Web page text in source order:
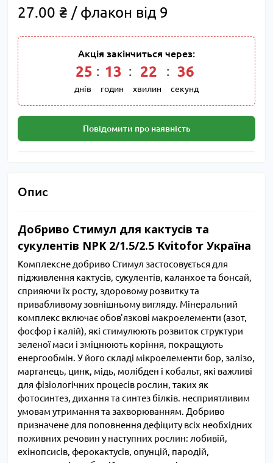
27.00 ₴ / флакон від 9
Акція закінчиться через:
25
днів
: 13
годин
: 22
хвилин
: 36
секунд
Повідомити про наявність
Опис
Добриво Стимул для кактусів та
сукулентів NPK 2/1.5/2.5 Kvitofor Україна
Комплексне добриво Стимул застосовується для
підживлення кактусів, сукулентів, каланхое та бонсай,
сприяючи їх росту, здоровому розвитку та
привабливому зовнішньому вигляду. Мінеральний
комплекс включає обов'язкові макроелементи (азот,
фосфор і калій), які стимулюють розвиток структури
зеленої маси і зміцнюють коріння, покращують
енергообмін. У його складі мікроелементи бор, залізо,
марганець, цинк, мідь, молібден і кобальт, які важливі
для фізіологічних процесів рослин, таких як
фотосинтез, дихання та синтез білків. несприятливим
умовам утримання та захворюванням. Добриво
призначене для поповнення дефіциту всіх необхідних
поживних речовин у наступних рослин: лобивій,
ехінопсисів, ферокактусів, опунцій, пародій,